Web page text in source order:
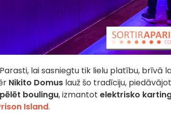
lai sasniegtu tik lielu platību, brīvā
Nikito Domus lauž šo tradīciju, piedāvājot
boulingu, izmantot elektrisko
Island.